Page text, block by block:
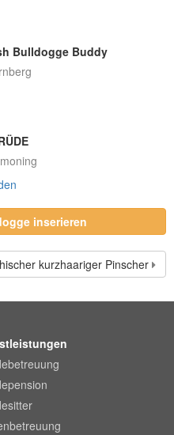
Bulldogge Buddy
inserieren
kurzhaariger Pinscher